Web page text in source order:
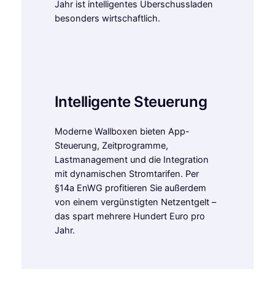
Jahr ist intelligentes Überschussladen
besonders wirtschaftlich.
Intelligente Steuerung
Moderne Wallboxen bieten App-
Steuerung, Zeitprogramme,
Lastmanagement und die Integration
mit dynamischen Stromtarifen. Per
§14a EnWG profitieren Sie außerdem
von einem vergünstigten Netzentgelt –
das spart mehrere Hundert Euro pro
Jahr.